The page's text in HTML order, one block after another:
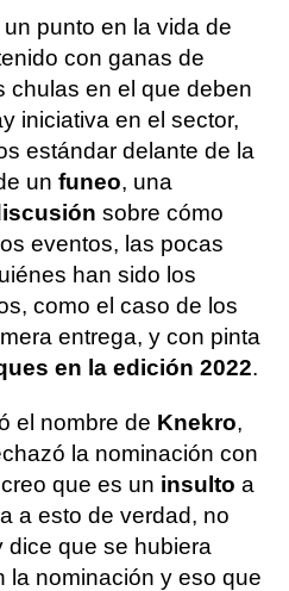
punto en la vida de
con ganas de
chulas en el que deben
iniciativa en el sector,
estándar delante de la
un funeo, una
sobre cómo
eventos, las pocas
han sido los
como el caso de los
entrega, y con pinta
en la edición 2022.
el nombre de Knekro,
la nominación con
que es un insulto a
a esto de verdad, no
dice que se hubiera
la nominación y eso que